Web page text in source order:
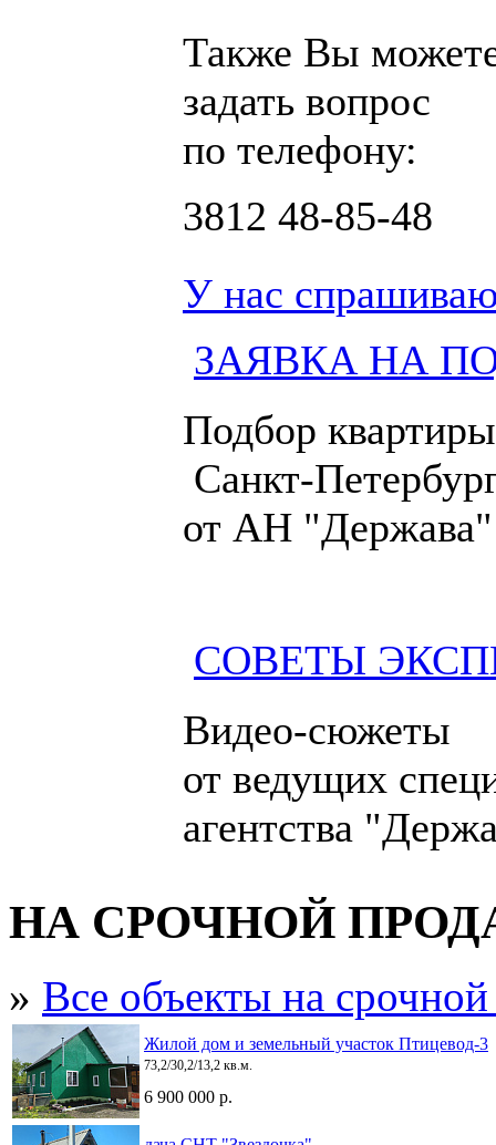
Также Вы
задать вопрос
по телефону:
3812 48-85-48
У нас
ЗАЯВКА НА
Подбор
Санкт-
от АН "Держава"
СОВЕТЫ
Видео-сюжеты
от ведущих
агентства
НА СРОЧНОЙ
» Все объекты на
Жилой дом и земельный участок Птицевод-3
73,2/30,2/13,2 кв.м.
6 900 000 р.